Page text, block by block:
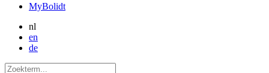
MyBolidt
nl
en
de